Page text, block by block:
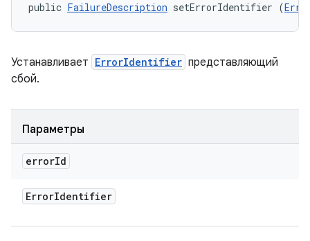
public FailureDescription setErrorIdentifier (
Устанавливает ErrorIdentifier представляющий
сбой.
Параметры
errorId
ErrorIdentifier